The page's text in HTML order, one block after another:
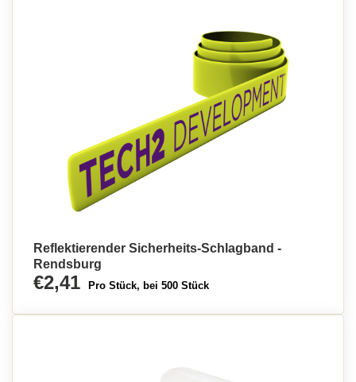
Reflektierender Sicherheits-Schlagband -
Rendsburg
€2,41 Pro Stück, bei 500 Stück